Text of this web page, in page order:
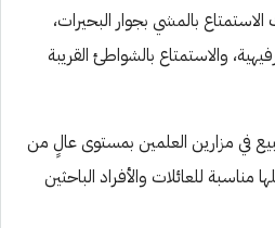
بالمشي بجوار البحيرات،
والاستمتاع بالشواطئ القريبة
في مزارين العلمين بمستوى عالٍ من
للعائلات والأفراد الباحثين